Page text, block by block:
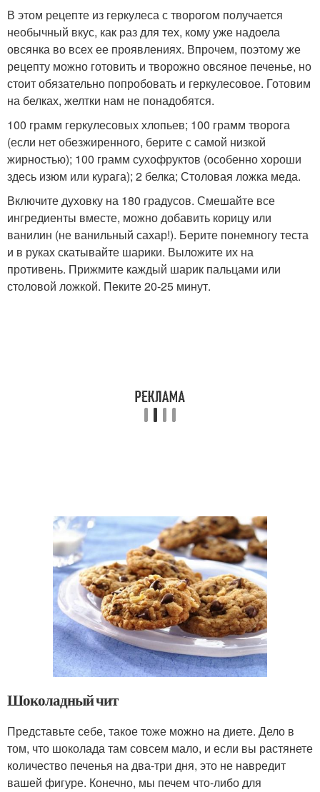
В этом рецепте из геркулеса с творогом получается
необычный вкус, как раз для тех, кому уже надоела
овсянка во всех ее проявлениях. Впрочем, поэтому же
рецепту можно готовить и творожно овсяное печенье, но
стоит обязательно попробовать и геркулесовое. Готовим
на белках, желтки нам не понадобятся.
100 грамм геркулесовых хлопьев; 100 грамм творога
(если нет обезжиренного, берите с самой низкой
жирностью); 100 грамм сухофруктов (особенно хороши
здесь изюм или курага); 2 белка; Столовая ложка меда.
Включите духовку на 180 градусов. Смешайте все
ингредиенты вместе, можно добавить корицу или
ванилин (не ванильный сахар!). Берите понемногу теста
и в руках скатывайте шарики. Выложите их на
противень. Прижмите каждый шарик пальцами или
столовой ложкой. Пеките 20-25 минут.
Шоколадный чит
Представьте себе, такое тоже можно на диете. Дело в
том, что шоколада там совсем мало, и если вы растянете
количество печенья на два-три дня, это не навредит
вашей фигуре. Конечно, мы печем что-либо для